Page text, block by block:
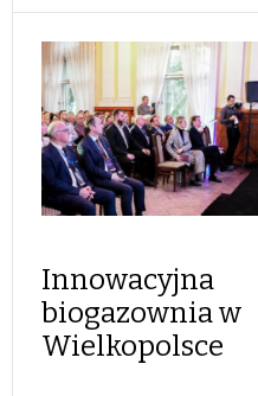
Innowacyjna
biogazownia w
Wielkopolsce